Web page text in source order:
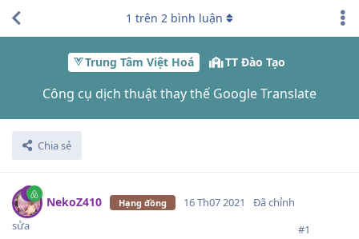
Trung Tâm Việt Hoá TT Đào Tạo
Công cụ dịch thuật thay thế Google Translate
Chia sẻ
1 trên 2 bình luận
NekoZ410 Hạng đồng 16 Th07 2021
Đã chỉnh
sửa
#1